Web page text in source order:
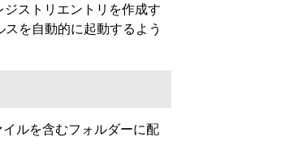
ストリエントリを作成す
を自動的に起動するよう
ルを含むフォルダーに配